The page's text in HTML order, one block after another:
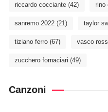
riccardo cocciante(42) rino
sanremo 2022(21) taylor
tiziano ferro(67) vasco
zucchero fornaciari (49)
Canzoni